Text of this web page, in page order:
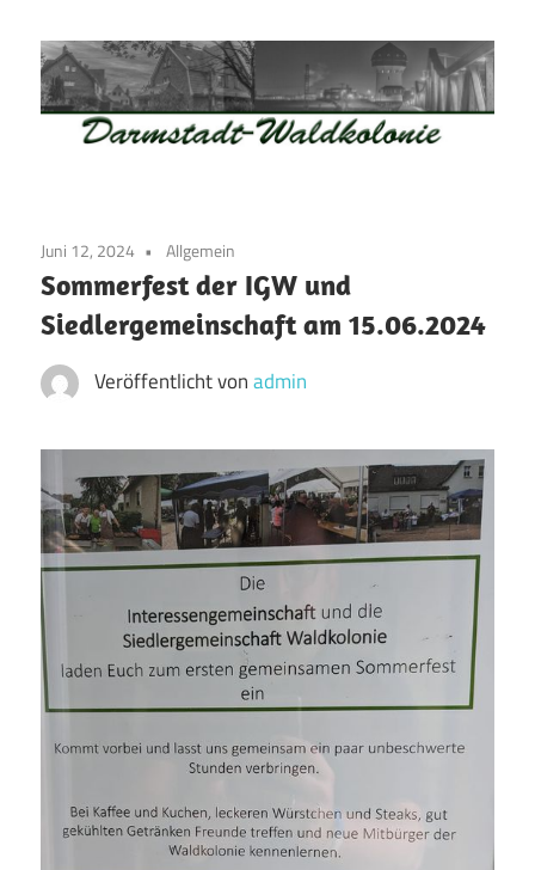
Inhalt
springen
Darmstadt
Altstadt
der
Weststadt
–
Darmstadt
Juni 12, 2024 Allgemein
Sommerfest der IGW und
Siedlergemeinschaft am 15.06.2024
Veröffentlicht vonadmin